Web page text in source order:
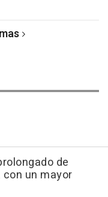
de
un mayor